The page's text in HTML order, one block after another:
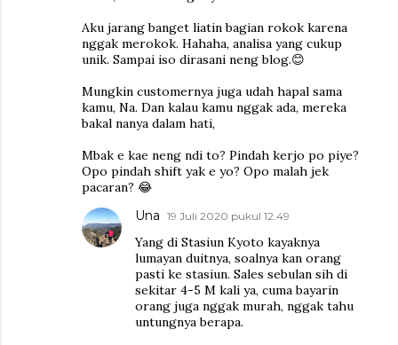
Aku jarang banget liatin bagian rokok karena
nggak merokok. Hahaha, analisa yang cukup
unik. Sampai iso dirasani neng blog.😊
Mungkin customernya juga udah hapal sama
kamu, Na. Dan kalau kamu nggak ada, mereka
bakal nanya dalam hati,
Mbak e kae neng ndi to? Pindah kerjo po piye?
Opo pindah shift yak e yo? Opo malah jek
pacaran? 😂
Una 19 Juli 2020 pukul 12.49
Yang di Stasiun Kyoto kayaknya
lumayan duitnya, soalnya kan orang
pasti ke stasiun. Sales sebulan sih di
sekitar 4-5 M kali ya, cuma bayarin
orang juga nggak murah, nggak tahu
untungnya berapa.